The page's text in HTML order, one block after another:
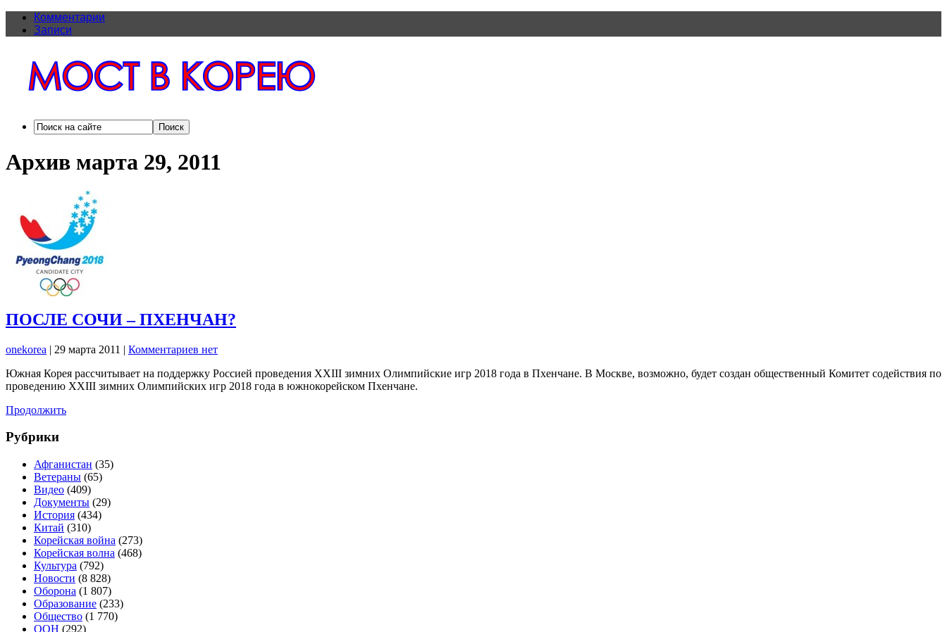
Комментарии
Записи
Архив марта 29, 2011
ПОСЛЕ СОЧИ – ПХЕНЧАН?
onekorea | 29 марта 2011 | Комментариев нет
Южная Корея рассчитывает на поддержку Россией проведения XXIII зимних Олимпийские игр 2018 года в Пхенчане. В Москве, возможно, будет создан общественный Комитет содействия по
проведению XXIII зимних Олимпийских игр 2018 года в южнокорейском Пхенчане.
Продолжить
Рубрики
Афганистан (35)
Ветераны (65)
Видео (409)
Документы (29)
История (434)
Китай (310)
Корейская война (273)
Корейская волна (468)
Культура (792)
Новости (8 828)
Оборона (1 807)
Образование (233)
Общество (1 770)
ООН (292)